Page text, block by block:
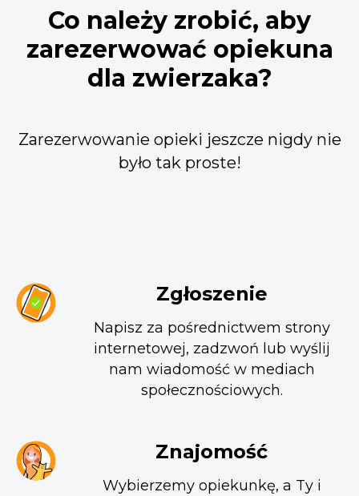
Co należy zrobić, aby
zarezerwować opiekuna
dla zwierzaka?
Zarezerwowanie opieki jeszcze nigdy nie
było tak proste!
Zgłoszenie
Napisz za pośrednictwem strony
internetowej, zadzwoń lub wyślij
nam wiadomość w mediach
społecznościowych.
Znajomość
Wybierzemy opiekunkę, a Ty i